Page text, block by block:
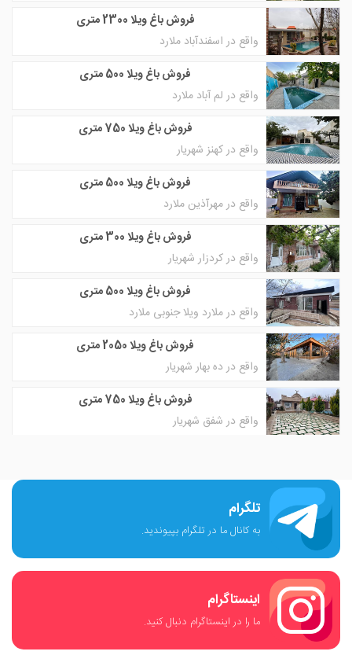
فروش باغ ویلا 2300 متری
واقع در اسفندآباد ملارد
فروش باغ ویلا 500 متری
واقع در لم آباد ملارد
فروش باغ ویلا 750 متری
واقع در کهنز شهریار
فروش باغ ویلا 500 متری
واقع در مهرآذین ملارد
فروش باغ ویلا 300 متری
واقع در کردزار شهریار
فروش باغ ویلا 500 متری
واقع در ملارد ویلا جنوبی ملارد
فروش باغ ویلا 2050 متری
واقع در ده بهار شهریار
فروش باغ ویلا 750 متری
واقع در شفق شهریار
تلگرام
به کانال ما در تلگرام بپیوندید.
اینستاگرام
ما را در اینستاگرام دنبال کنید.